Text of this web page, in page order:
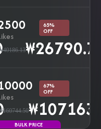
65%
OFF
67%
OFF
BULK PRICE